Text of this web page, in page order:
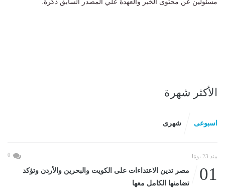
مسئولين عن محتوى الخبر والعهدة علي المصدر السابق ذكرة.
الأكثر شهرة
اسبوعى شهرى
منذ 23 يومًا 0
01
مصر تدين الاعتداءات على الكويت والبحرين والأردن وتؤكد
تضامنها الكامل معها